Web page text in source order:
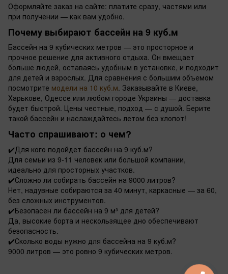
Оформляйте заказ на сайте: платите сразу, частями или
при получении — как вам удобно.
Почему выбирают бассейн на 9 куб.м
Бассейн на 9 кубических метров — это просторное и
прочное решение для активного отдыха. Он вмещает
больше людей, оставаясь удобным в установке, и подходит
для детей и взрослых. Для сравнения с большим объемом
посмотрите модели на 10 куб.м. Заказывайте в Киеве,
Харькове, Одессе или любом городе Украины — доставка
будет быстрой. Цены честные, подход — с душой. Берите
такой бассейн и наслаждайтесь летом без хлопот!
Часто спрашивают: о чем?
✔️Для кого подойдет бассейн на 9 куб.м?
Для семьи из 9-11 человек или большой компании,
идеально для просторных участков.
✔️Сложно ли собирать бассейн на 9000 литров?
Нет, надувные собираются за 40 минут, каркасные — за 60,
без сложных инструментов.
✔️Безопасен ли бассейн на 9 м³ для детей?
Да, высокие борта и нескользящее дно обеспечивают
безопасность.
✔️Сколько воды нужно для бассейна на 9 куб.м?
9000 литров — это ровно 9 кубических метров.